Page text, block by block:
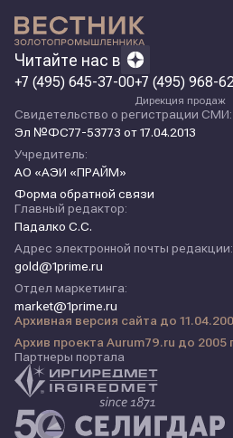
Читайте нас в
+7 (495) 645-37-00+7 (495) 968-
Дирекция продаж
Свидетельство о регистрации СМИ:
Эл №ФС77-53773 от 17.04.2013
Учредитель:
АО «АЭИ «ПРАЙМ»
Форма обратной связи
Главный редактор:
Падалко С.С.
Адрес электронной почты редакции:
gold@1prime.ru
Отдел маркетинга:
market@1prime.ru
Архивная версия сайта до
Архив проекта Aurum79.ru до 2005
Партнеры портала